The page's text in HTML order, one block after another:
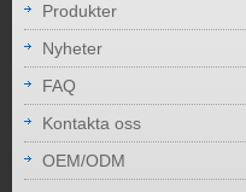
Produkter
Nyheter
FAQ
Kontakta oss
OEM/ODM